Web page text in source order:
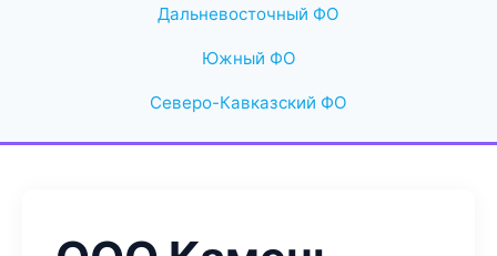
Дальневосточный ФО
Южный ФО
Северо-Кавказский ФО